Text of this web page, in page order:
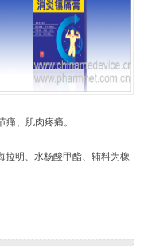
、肌肉疼痛。
拉明、水杨酸甲酯、辅料为橡